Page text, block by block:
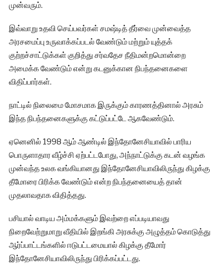
முன்வரும்.
இவ்வாறு உதவி செய்பவர்கள் சமஷ்டித் தீர்வை முன்வைத்த
அரசமைப்பு உருவாக்கப்படல் வேண்டும் மற்றும் யுத்தக்
குற்றச்சாட்டுக்கள் குறித்து சர்வதேச நீதிமன்றமொன்றை
அமைக்க வேண்டும் என்று கடனுக்கான நிபந்தனைகளை
விதிப்பார்கள்.
நாட்டில் நிலைமை மோசமாக இருக்கும் காரணத்தினால் அரசும்
இந்த நிபந்தனைகளுக்கு கட்டுப்பட்டே ஆகவேண்டும்.
ஏனெனில் 1998 ஆம் ஆண்டில் இந்தோனேசியாவில் பாரிய
பொருளாதார வீழ்ச்சி ஏற்பட்டபோது, அந்நாட்டுக்கு கடன் வழங்க
முன்வந்த உலக வங்கியானது இந்தோனேசியாவிலிருந்து கிழக்கு
தீமோரை பிரிக்க வேண்டும் என்ற நிபந்தனையைத் தான்
முதலாவதாக விதித்தது.
பசியால் வாடிய அம்மக்களும் இவற்றை எப்படியாவது
நிறைவேற்றுமாறு வீதியில் இறங்கி அரசுக்கு அழுத்தம் கொடுத்து
ஆர்ப்பாட்டங்களில் ஈடுபட்டமையால் கிழக்கு தீமோர்
இந்தோனேசியாவிலிருந்து பிரிக்கப்பட்டது.